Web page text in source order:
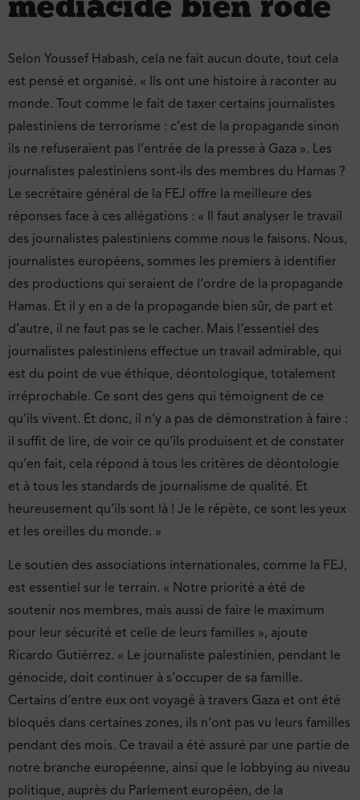
Selon Youssef Habash, cela ne fait aucun doute, tout cela
est pensé et organisé. « Ils ont une histoire à raconter au
monde. Tout comme le fait de taxer certains journalistes
palestiniens de terrorisme : c’est de la propagande sinon
ils ne refuseraient pas l’entrée de la presse à Gaza ». Les
journalistes palestiniens sont-ils des membres du Hamas ?
Le secrétaire général de la FEJ offre la meilleure des
réponses face à ces allégations : « Il faut analyser le travail
des journalistes palestiniens comme nous le faisons. Nous,
journalistes européens, sommes les premiers à identifier
des productions qui seraient de l’ordre de la propagande
Hamas. Et il y en a de la propagande bien sûr, de part et
d’autre, il ne faut pas se le cacher. Mais l’essentiel des
journalistes palestiniens effectue un travail admirable, qui
est du point de vue éthique, déontologique, totalement
irréprochable. Ce sont des gens qui témoignent de ce
qu’ils vivent. Et donc, il n’y a pas de démonstration à faire :
il suffit de lire, de voir ce qu’ils produisent et de constater
qu’en fait, cela répond à tous les critères de déontologie
et à tous les standards de journalisme de qualité. Et
heureusement qu’ils sont là ! Je le répète, ce sont les yeux
et les oreilles du monde. »
Le soutien des associations internationales, comme la FEJ,
est essentiel sur le terrain. « Notre priorité a été de
soutenir nos membres, mais aussi de faire le maximum
pour leur sécurité et celle de leurs familles », ajoute
Ricardo Gutiérrez. « Le journaliste palestinien, pendant le
génocide, doit continuer à s’occuper de sa famille.
Certains d’entre eux ont voyagé à travers Gaza et ont été
bloqués dans certaines zones, ils n’ont pas vu leurs familles
pendant des mois. Ce travail a été assuré par une partie de
notre branche européenne, ainsi que le lobbying au niveau
politique, auprès du Parlement européen, de la